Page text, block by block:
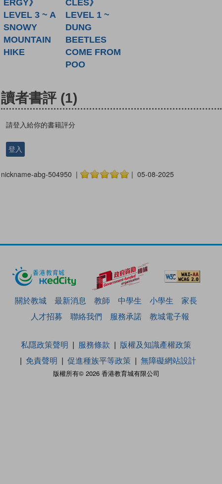
ERGY》
LEVEL 3 ~ A
SNOWY
MOUNTAIN
HIKE
CLES》
LEVEL 1 ~
DUNG
BEETLES
COME FROM
POO
讀者書評 (1)
請登入給你的書籍評分
登入
nickname-abg-504950 | | 05-08-2025
關於教城 最新消息 教師 中學生 小學生
家長
人才招募
聯絡我們 服務承諾 教城電子報
版權所有© 2026 香港教育城有限公司
私隱政策聲明 服務條款
版權及知識產權政策
免責聲明
促進種族平等政策 無障礙網站設計